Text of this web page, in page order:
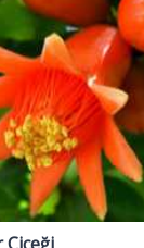
Çiçeği